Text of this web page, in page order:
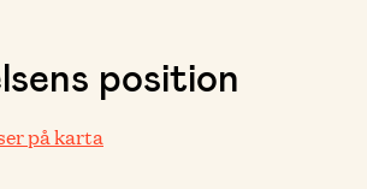
position
på karta